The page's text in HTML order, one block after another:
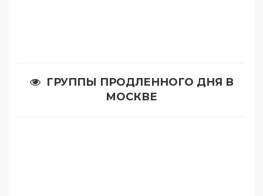
ГРУППЫ ПРОДЛЕННОГО ДНЯ В
МОСКВЕ